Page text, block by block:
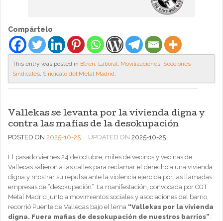
Compártelo
This entry was posted in Btren, Laboral, Movilizaciones, Secciones
Sindicales, Sindicato del Metal Madrid.
Vallekas se levanta por la vivienda digna y
contra las mafias de la desokupación
POSTED ON 2025-10-25 UPDATED ON 2025-10-25
El pasado viernes 24 de octubre, miles de vecinos y vecinas de
Vallecas salieron a las calles para reclamar el derecho a una vivienda
digna y mostrar su repulsa ante la violencia ejercida por las llamadas
empresas de “desokupación”. La manifestación, convocada por CGT
Metal Madrid junto a movimientos sociales y asociaciones del barrio,
recorrió Puente de Vallecas bajo el lema “Vallekas por la vivienda
digna. Fuera mafias de desokupación de nuestros barrios”